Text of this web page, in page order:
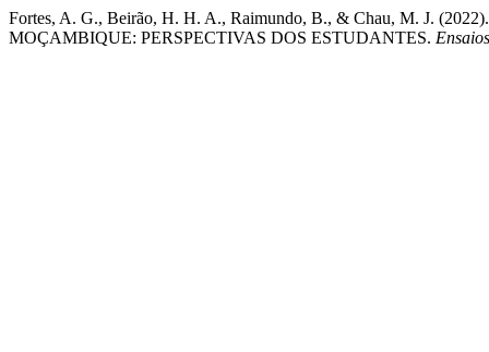
Fortes, A. G., Beirão, H. H. A., Raimundo, B., & Chau, M. J.
MOÇAMBIQUE: PERSPECTIVAS DOS ESTUDANTES.